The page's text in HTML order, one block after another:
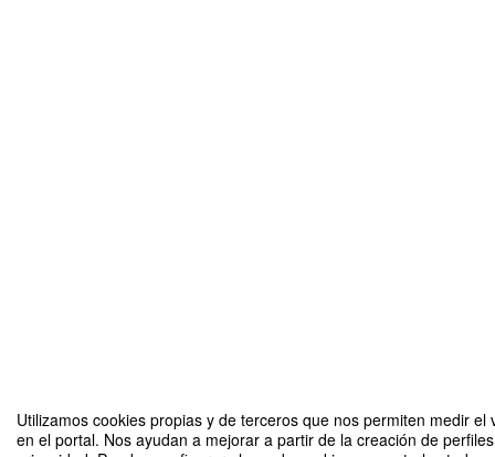
Utilizamos cookies propias y de terceros que nos permiten medir
en el portal. Nos ayudan a mejorar a partir de la creación de